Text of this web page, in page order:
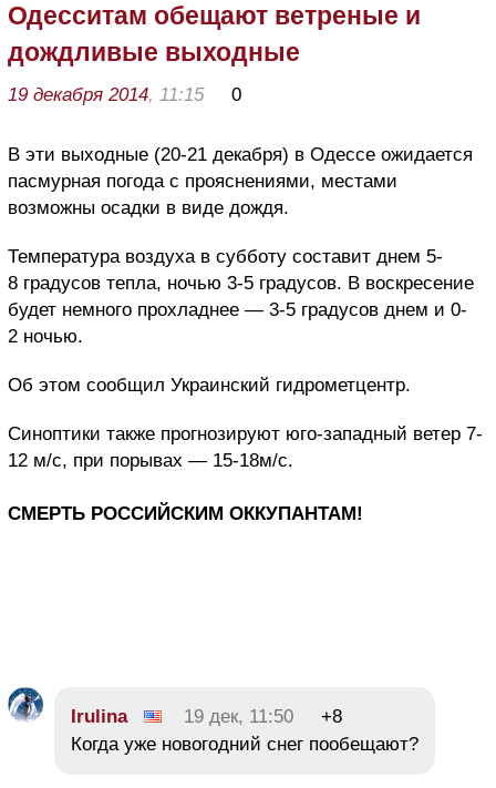
Одесситам обещают ветреные и
дождливые выходные
19 декабря 2014, 11:15 0
В эти выходные (20-21 декабря) в Одессе ожидается
пасмурная погода с прояснениями, местами
возможны осадки в виде дождя.
Температура воздуха в субботу составит днем 5-
8 градусов тепла, ночью 3-5 градусов. В воскресение
будет немного прохладнее — 3-5 градусов днем и 0-
2 ночью.
Об этом сообщил Украинский гидрометцентр.
Синоптики также прогнозируют юго-западный ветер 7-
12 м/с, при порывах — 15-18м/с.
СМЕРТЬ РОССИЙСКИМ ОККУПАНТАМ!
Irulina 19 дек, 11:50
+8
Когда уже новогодний снег пообещают?